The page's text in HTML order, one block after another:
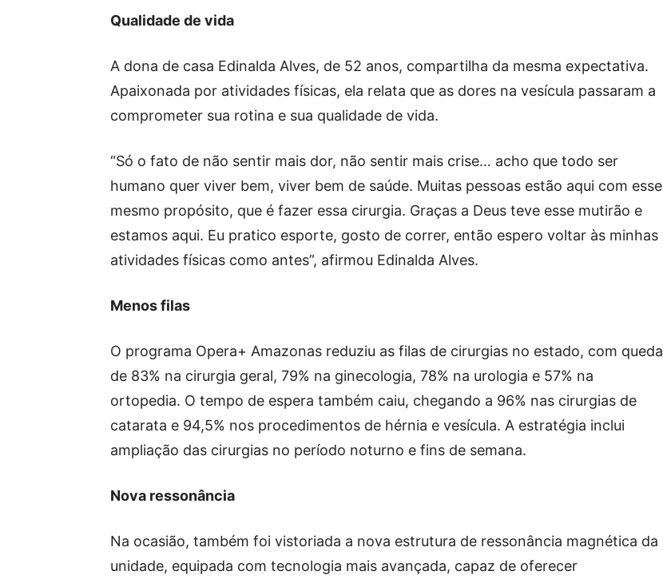
Qualidade de vida
A dona de casa Edinalda Alves, de 52 anos, compartilha da mesma expectativa.
Apaixonada por atividades físicas, ela relata que as dores na vesícula passaram a
comprometer sua rotina e sua qualidade de vida.
“Só o fato de não sentir mais dor, não sentir mais crise… acho que todo ser
humano quer viver bem, viver bem de saúde. Muitas pessoas estão aqui com esse
mesmo propósito, que é fazer essa cirurgia. Graças a Deus teve esse mutirão e
estamos aqui. Eu pratico esporte, gosto de correr, então espero voltar às minhas
atividades físicas como antes”, afirmou Edinalda Alves.
Menos filas
O programa Opera+ Amazonas reduziu as filas de cirurgias no estado, com queda
de 83% na cirurgia geral, 79% na ginecologia, 78% na urologia e 57% na
ortopedia. O tempo de espera também caiu, chegando a 96% nas cirurgias de
catarata e 94,5% nos procedimentos de hérnia e vesícula. A estratégia inclui
ampliação das cirurgias no período noturno e fins de semana.
Nova ressonância
Na ocasião, também foi vistoriada a nova estrutura de ressonância magnética da
unidade, equipada com tecnologia mais avançada, capaz de oferecer